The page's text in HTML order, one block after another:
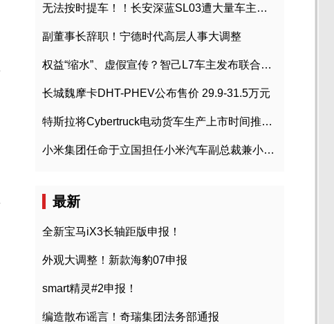
无法按时提车！！长安深蓝SL03遭大量车主投诉
副董事长辞职！宁德时代高层人事大调整
权益“缩水”、虚假宣传？智己L7车主发布联合维权声明
长城魏摩卡DHT-PHEV公布售价 29.9-31.5万元
特斯拉将Cybertruck电动货车生产上市时间推迟到2023年初
小米集团任命于立国担任小米汽车副总裁兼小米汽车北京总部政委
最新
全新宝马iX3长轴距版申报！
外观大调整！新款海豹07申报
smart精灵#2申报！
编造散布谣言！奇瑞集团法务部通报